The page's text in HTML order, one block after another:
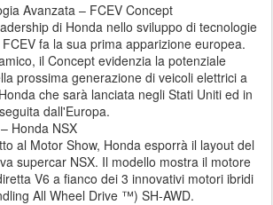
Avanzata – FCEV Concept
di Honda nello sviluppo di tecnologie
fa la sua prima apparizione europea.
il Concept evidenzia la potenziale
prossima generazione di veicoli elettrici a
che sarà lanciata negli Stati Uniti ed in
dall'Europa.
Honda NSX
al Motor Show, Honda esporrà il layout del
supercar NSX. Il modello mostra il motore
V6 a fianco dei 3 innovativi motori ibridi
All Wheel Drive ™) SH-AWD.